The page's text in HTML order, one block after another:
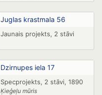
Juglas krastmala 56
Jaunais projekts, 2 stāvi
Dzirnupes iela 17
Specprojekts, 2 stāvi, 1890
Ķieģeļu mūris